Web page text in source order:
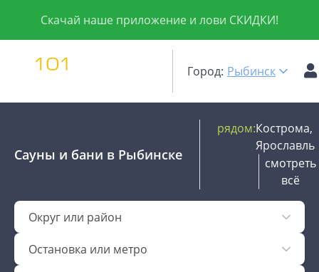
Скачай наше приложение и лови СКИДКИ!
Город: Рыбинск
Сауны и бани в Рыбинске
рядом:Кострома,
Ярославль
смотреть
всё
Округ или район
Остановка или метро